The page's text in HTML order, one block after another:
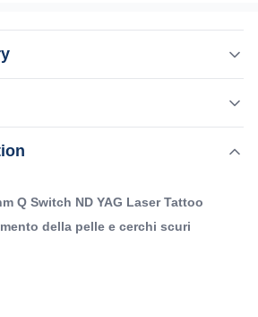
Ice 1)In magazzino 12 ore di
la tua preferita e ...
Q Switch ND Yag Laser Machine
Q Switch ND YAG Laser Tattoo
della pelle e cerchi scuri